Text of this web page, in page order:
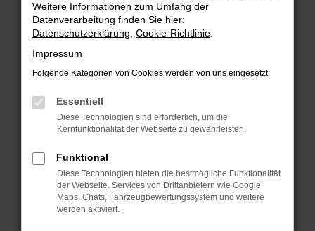
Überprüfe deine Firewall und deine
Internetverbindung.
Laden andere Webseiten, zum Beispiel deine
Suchmaschine?
Prüfe deine Browsererweiterungen.
können das Laden bestimmter Seiten
verhindern. Funktioniert die Seite in einem
Fenster?
Starte dein Gerät neu.
Das kann manchmal helfen, vorübergehende
Probleme zu beheben.
Weitere Informationen zum Umfang der
Datenverarbeitung finden Sie hier:
Datenschutzerklärung Cookie-Richtlinie
Impressum
Folgende Kategorien von Cookies werden von uns eingesetzt:
Essentiell
Diese Technologien sind erforderlich, um die
Kernfunktionalität der Webseite zu gewährleisten.
Funktional
Diese Technologien bieten die bestmögliche Funktionalität
der Webseite. Services von Drittanbietern wie Google
Maps, Chats, Fahrzeugbewertungssystem und weitere
werden aktiviert.